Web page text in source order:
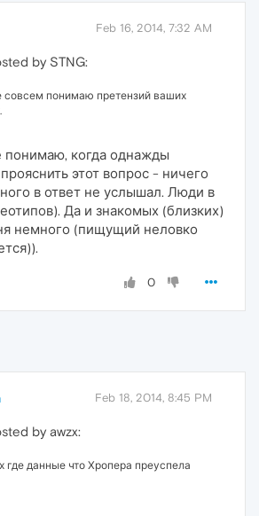
Feb 16, 2014, 7:32 AM
by STNG:
совсем понимаю претензий ваших
понимаю, когда однажды
этот вопрос - ничего
в ответ не услышал. Люди в
Да и знакомых (близких)
немного (пищущий неловко
0
Feb 18, 2014, 8:45 PM
by awzx:
где данные что Хропера преуспела